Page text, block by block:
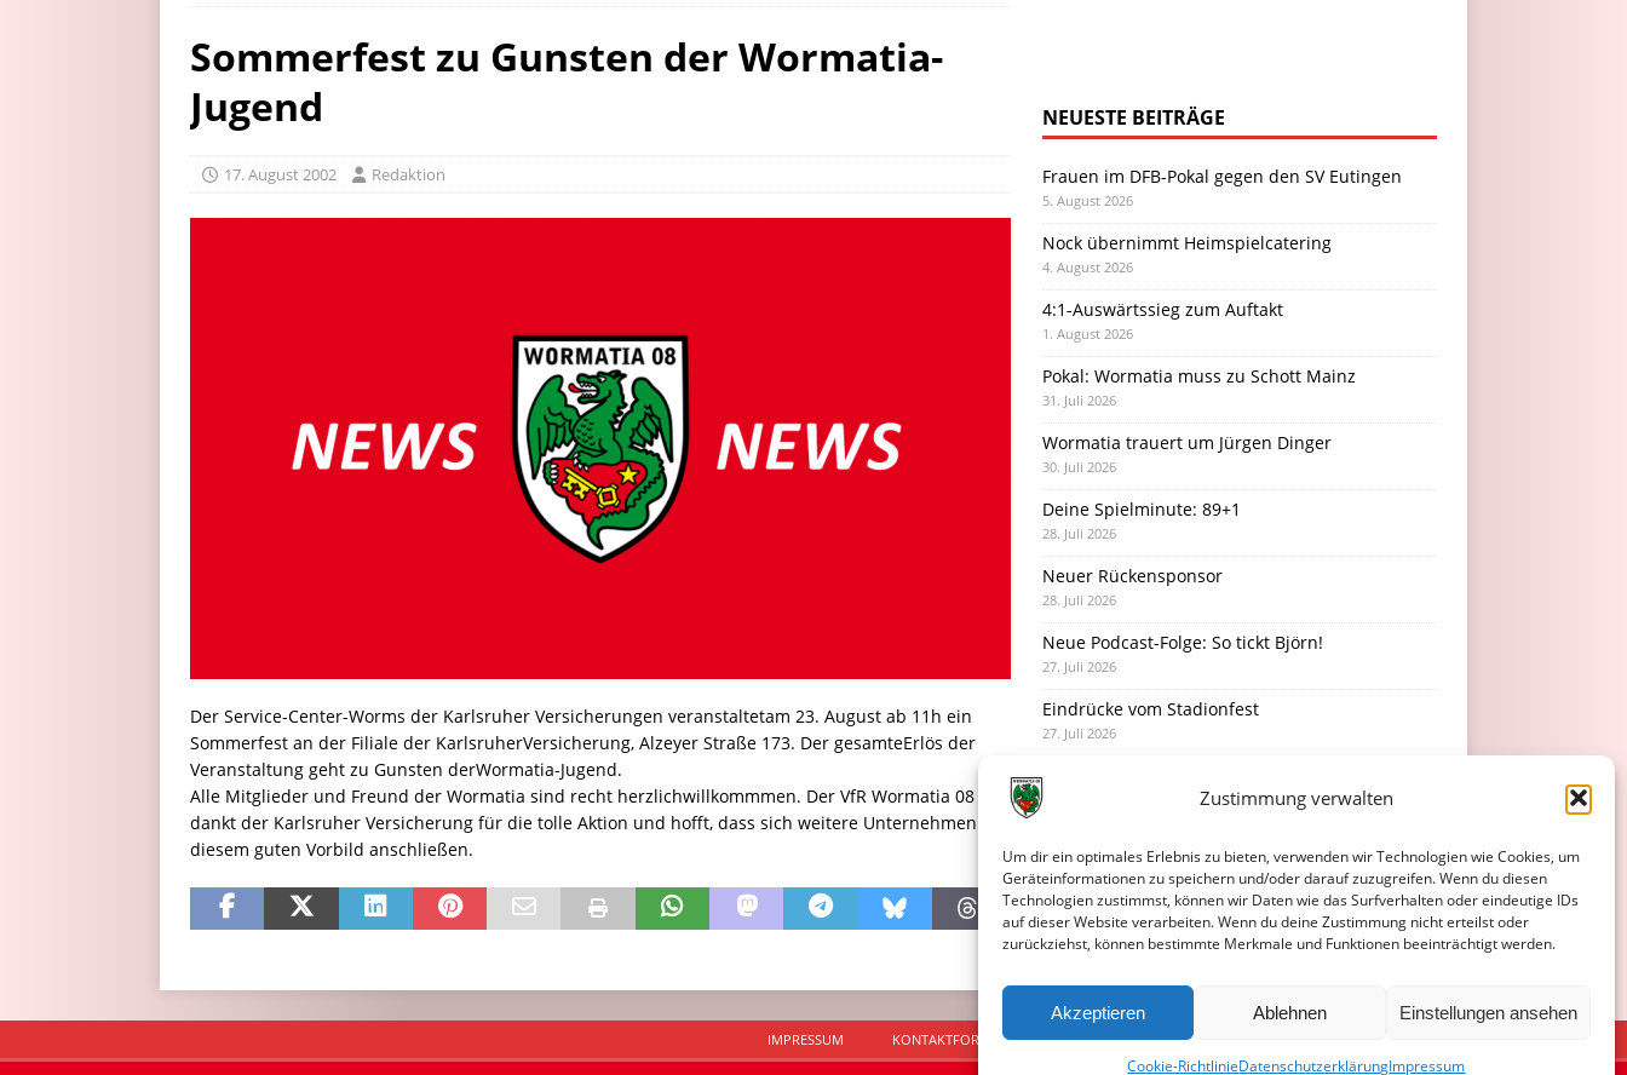
Zustimmung verwalten
Um dir ein optimales Erlebnis zu bieten, verwenden wir Technologien wie Cookies, um
Geräteinformationen zu speichern und/oder darauf zuzugreifen. Wenn du diesen
Technologien zustimmst, können wir Daten wie das Surfverhalten oder eindeutige IDs
auf dieser Website verarbeiten. Wenn du deine Zustimmung nicht erteilst oder
zurückziehst, können bestimmte Merkmale und Funktionen beeinträchtigt werden.
Akzeptieren Ablehnen Einstellungen ansehen
Cookie-RichtlinieDatenschutzerklärungImpressum
Sommerfest zu Gunsten der Wormatia-
Jugend
17. August 2002 Redaktion
Der Service-Center-Worms der Karlsruher Versicherungen veranstaltetam 23. August ab 11h ein
Sommerfest an der Filiale der KarlsruherVersicherung, Alzeyer Straße 173. Der gesamteErlös der
Veranstaltung geht zu Gunsten derWormatia-Jugend.
Alle Mitglieder und Freund der Wormatia sind recht herzlichwillkommmen. Der VfR Wormatia 08
dankt der Karlsruher Versicherung für die tolle Aktion und hofft, dass sich weitere Unternehmen
diesem guten Vorbild anschließen.
NEUESTE BEITRÄGE
Frauen im DFB-Pokal gegen den SV Eutingen
5. August 2026
Nock übernimmt Heimspielcatering
4. August 2026
4:1-Auswärtssieg zum Auftakt
1. August 2026
Pokal: Wormatia muss zu Schott Mainz
31. Juli 2026
Wormatia trauert um Jürgen Dinger
30. Juli 2026
Deine Spielminute: 89+1
28. Juli 2026
Neuer Rückensponsor
28. Juli 2026
Neue Podcast-Folge: So tickt Björn!
27. Juli 2026
Eindrücke vom Stadionfest
27. Juli 2026
Unterhaltsamer Abschlusstest mit später
Niederlage
IMPRESSUM KONTAKTFORMULAR DATENSCHUTZERKLÄRUNG